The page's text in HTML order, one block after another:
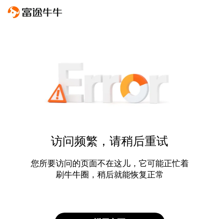
访问频繁，请稍后重试
您所要访问的页面不在这儿，它可能正忙着
刷牛牛圈，稍后就能恢复正常